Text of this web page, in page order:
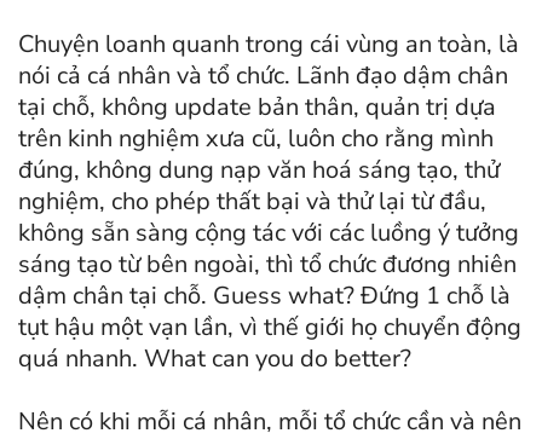
Chuyện loanh quanh trong cái vùng an toàn, là
nói cả cá nhân và tổ chức. Lãnh đạo dậm chân
tại chỗ, không update bản thân, quản trị dựa
trên kinh nghiệm xưa cũ, luôn cho rằng mình
đúng, không dung nạp văn hoá sáng tạo, thử
nghiệm, cho phép thất bại và thử lại từ đầu,
không sẵn sàng cộng tác với các luồng ý tưởng
sáng tạo từ bên ngoài, thì tổ chức đương nhiên
dậm chân tại chỗ. Guess what? Đứng 1 chỗ là
tụt hậu một vạn lần, vì thế giới họ chuyển động
quá nhanh. What can you do better?
Nên có khi mỗi cá nhân, mỗi tổ chức cần và nên